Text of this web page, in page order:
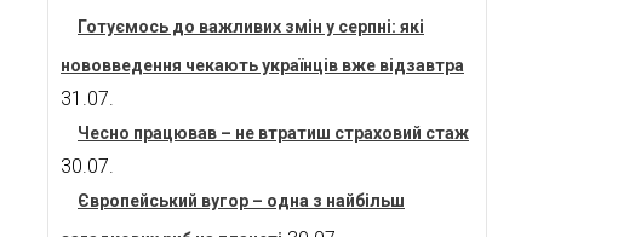
Готуємось до важливих змін у серпні: які
нововведення чекають українців вже відзавтра
31.07.
Чесно працював – не втратиш страховий стаж
30.07.
Європейський вугор – одна з найбільш